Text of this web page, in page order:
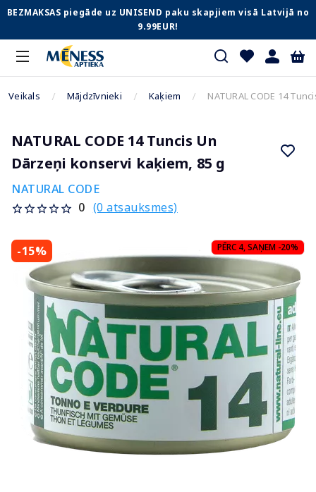
BEZMAKSAS piegāde uz UNISEND paku skapjiem visā Latvijā no
9.99EUR!
Veikals Mājdzīvnieki Kaķiem NATURAL CODE 14
NATURAL CODE 14 Tuncis Un
Dārzeņi konservi kaķiem, 85 g
NATURAL CODE
0 (0 atsauksmes)
-15% PĒRC 4, SAŅEM -20%